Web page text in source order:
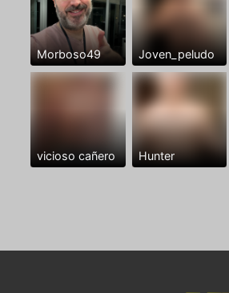
Morboso49 Joven_peludo
vicioso cañero Hunter